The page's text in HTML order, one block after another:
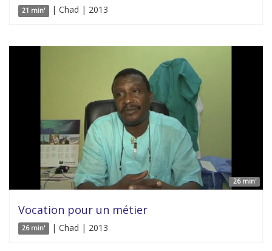
21 min' | Chad | 2013
26 min'
Vocation pour un métier
26 min' | Chad | 2013